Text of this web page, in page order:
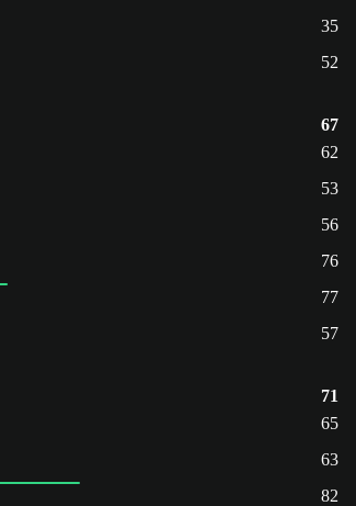
35
52
67
62
53
56
76
77
57
71
65
63
82